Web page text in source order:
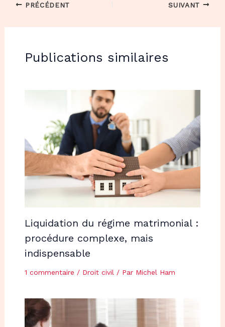
PRÉCÉDENT SUIVANT
Publications similaires
Liquidation du régime matrimonial :
procédure complexe, mais
indispensable
1 commentaire / Droit civil/ Par Michel Ham